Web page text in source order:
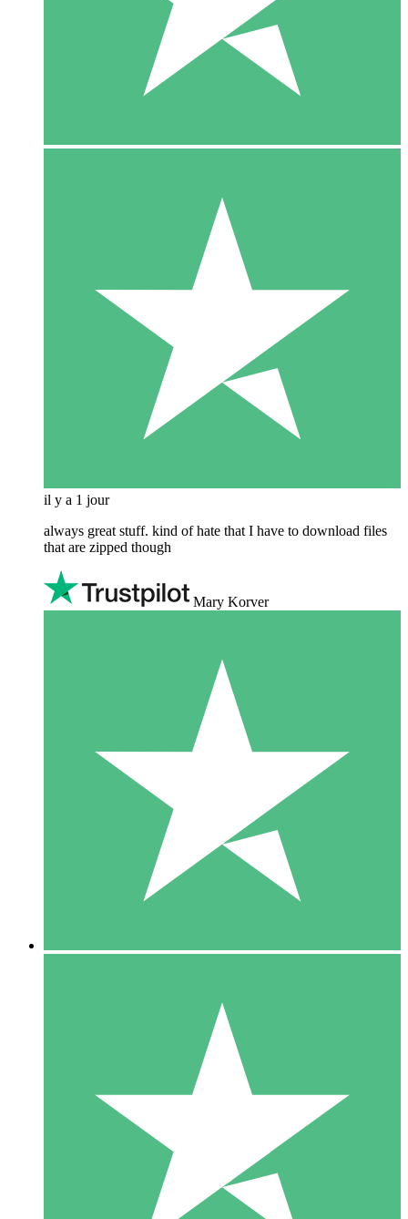
il y a 1 jour
always great stuff. kind of hate that I have to download files
that are zipped though
Mary Korver